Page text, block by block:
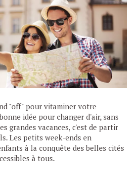
"off" pour vitaminer votre
idée pour changer d'air, sans
grandes vacances, c'est de partir
Les petits week-ends en
à la conquête des belles cités
à tous.